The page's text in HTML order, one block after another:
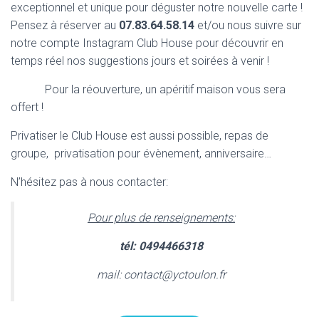
exceptionnel et unique pour déguster notre nouvelle carte !
Pensez à réserver au 07.83.64.58.14 et/ou nous suivre sur
notre compte Instagram Club House pour découvrir en
temps réel nos suggestions jours et soirées à venir !
Pour la réouverture, un apéritif maison vous sera
offert !
Privatiser le Club House est aussi possible, repas de
groupe, privatisation pour évènement, anniversaire…
N’hésitez pas à nous contacter:
Pour plus de renseignements:
tél: 0494466318
mail: contact@yctoulon.fr